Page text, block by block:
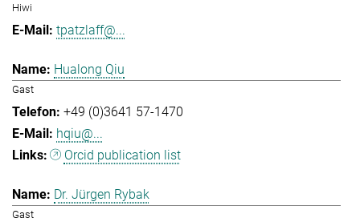
Hiwi
tpatzlaff@...
Hualong Qiu
Gast
+49 (0)3641 57-1470
hqiu@...
Orcid publication list
Dr. Jürgen Rybak
Gast